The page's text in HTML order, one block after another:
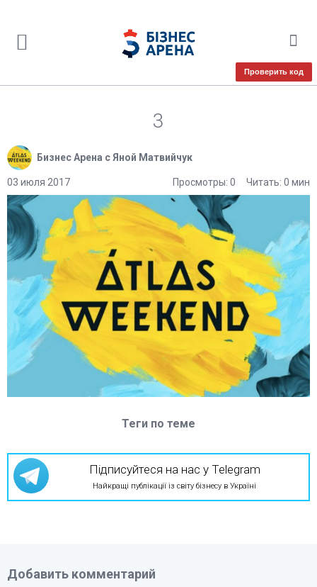
Проверить код
3
Бизнес Арена с Яной Матвийчук
03 июля 2017 Читать: 0 мин
Просмотры: 0
Теги по теме
Підписуйтеся на нас у Telegram
Найкращі публікації із світу бізнесу в Україні
Добавить комментарий